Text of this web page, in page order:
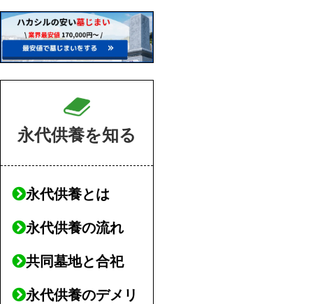
永代供養を知る
永代供養とは
永代供養の流れ
共同墓地と合祀
永代供養のデメリ